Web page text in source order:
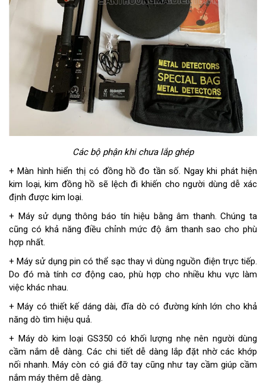
Các bộ phận khi chưa lắp ghép
+ Màn hình hiển thị có đồng hồ đo tần số. Ngay khi phát hiện
kim loại, kim đồng hồ sẽ lệch đi khiến cho người dùng dễ xác
định được kim loại.
+ Máy sử dụng thông báo tín hiệu bằng âm thanh. Chúng ta
cũng có khả năng điều chỉnh mức độ âm thanh sao cho phù
hợp nhất.
+ Máy sử dụng pin có thể sạc thay vì dùng nguồn điện trực tiếp.
Do đó mà tính cơ động cao, phù hợp cho nhiều khu vực làm
việc khác nhau.
+ Máy có thiết kế dáng dài, đĩa dò có đường kính lớn cho khả
năng dò tìm hiệu quả.
+ Máy dò kim loại GS350 có khối lượng nhẹ nên người dùng
cầm nắm dễ dàng. Các chi tiết dễ dàng lắp đặt nhờ các khớp
nối nhanh. Máy còn có giá đỡ tay cũng như tay cầm giúp cầm
nắm máy thêm dễ dàng.